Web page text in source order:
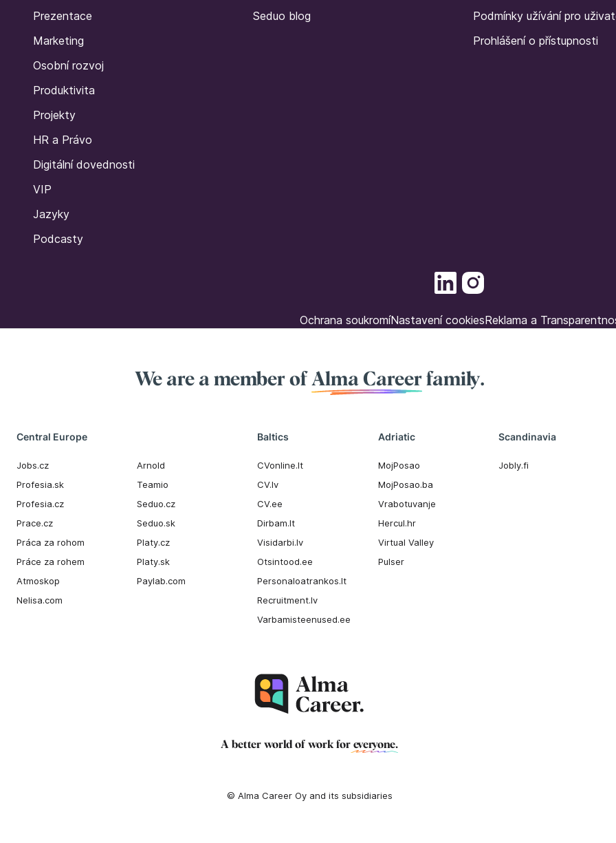
Prezentace
Marketing
Osobní rozvoj
Produktivita
Projekty
HR a Právo
Digitální dovednosti
VIP
Jazyky
Podcasty
Seduo blog
Podmínky užívání pro
Prohlášení o přístupnosti
Ochrana soukromíNastavení cookiesReklama a
We are a member of Alma Careerfamily.
Central Europe
Jobs.cz
Profesia.sk
Profesia.cz
Prace.cz
Práca za rohom
Práce za rohem
Atmoskop
Nelisa.com
Arnold
Teamio
Seduo.cz
Seduo.sk
Platy.cz
Platy.sk
Paylab.com
Baltics
CVonline.lt
CV.lv
CV.ee
Dirbam.It
Visidarbi.lv
Otsintood.ee
Personaloatrankos.lt
Recruitment.lv
Varbamisteenused.ee
Adriatic
MojPosao
MojPosao.ba
Vrabotuvanje
Hercul.hr
Virtual Valley
Pulser
Scandinavia
Jobly.fi
A better world of work for everyone.
© Alma Career Oy and its subsidiaries